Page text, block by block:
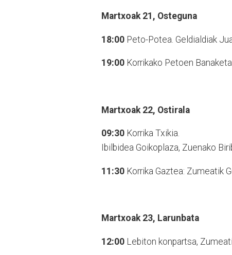
Martxoak 21, Osteguna
18:00 Peto-Potea. Geldialdiak
19:00 Korrikako Petoen
Martxoak 22, Ostirala
09:30 Korrika Txikia.
Ibilbidea Goikoplaza, Zuenako
11:30 Korrika Gaztea: Zumeatik
Martxoak 23, Larunbata
12:00 Lebiton konpartsa,